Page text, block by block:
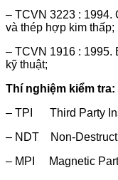
– TCVN 3223 : 1994.
và thép hợp kim thấp;
– TCVN 1916 : 1995.
kỹ thuật;
Thí nghiệm kiểm tra:
– TPI Third Party
– NDT Non-
– MPI Magnetic